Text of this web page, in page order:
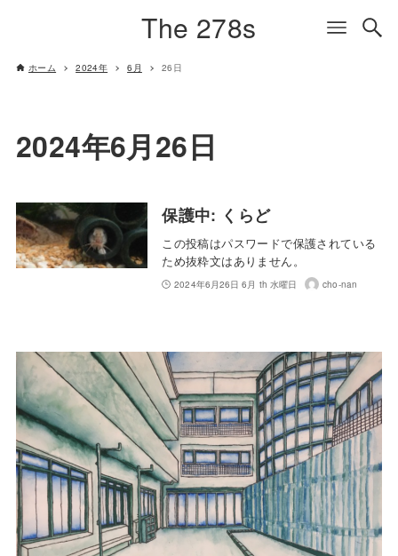
The 278s
ホーム 2024年 6月 26日
2024年6月26日
保護中: くらど
この投稿はパスワードで保護されている
ため抜粋文はありません。
2024年6月26日 6月 th 水曜日 cho-nan